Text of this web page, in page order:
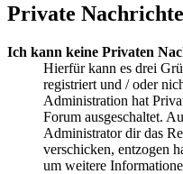
Private
Ich kann keine Privaten
Hierfür kann es drei
registriert und / oder
Administration hat
Forum ausgeschaltet.
Administrator dir das
verschicken, entzogen
um weitere